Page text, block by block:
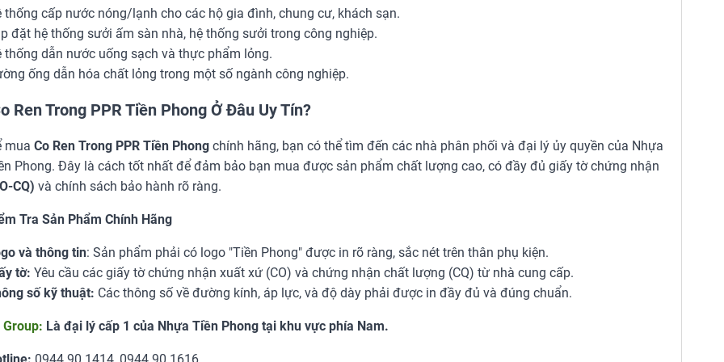
thống cấp nước nóng/lạnh cho các hộ gia đình, chung cư, khách sạn.
đặt hệ thống sưởi ấm sàn nhà, hệ thống sưởi trong công nghiệp.
thống dẫn nước uống sạch và thực phẩm lỏng.
ống dẫn hóa chất lỏng trong một số ngành công nghiệp.
Ren Trong PPR Tiền Phong Ở Đâu Uy Tín?
mua Co Ren Trong PPR Tiền Phongchính hãng, bạn có thể tìm đến các nhà phân phối và đại lý ủy quyền của Nhựa
Phong. Đây là cách tốt nhất để đảm bảo bạn mua được sản phẩm chất lượng cao, có đầy đủ giấy tờ chứng nhận
CQ) và chính sách bảo hành rõ ràng.
Tra Sản Phẩm Chính Hãng
và thông tin: Sản phẩm phải có logo "Tiền Phong" được in rõ ràng, sắc nét trên thân phụ kiện.
tờ: Yêu cầu các giấy tờ chứng nhận xuất xứ (CO) và chứng nhận chất lượng (CQ) từ nhà cung cấp.
số kỹ thuật: Các thông số về đường kính, áp lực, và độ dày phải được in đầy đủ và đúng chuẩn.
Group: Là đại lý cấp 1 của Nhựa Tiền Phong tại khu vực phía Nam.